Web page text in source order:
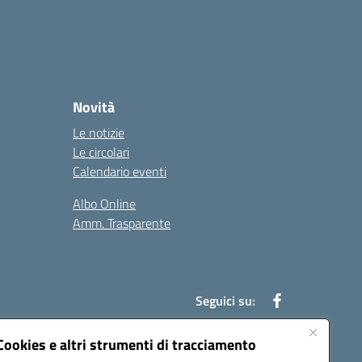
e altri strumenti di tracciamento
Novità
Le notizie
Le circolari
Calendario eventi
Albo Online
Amm. Trasparente
Seguici su: